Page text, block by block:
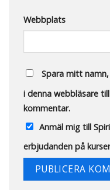
Webbplats
Spara mitt
i denna webbläsare
kommentar.
Anmäl mig till
erbjudanden på